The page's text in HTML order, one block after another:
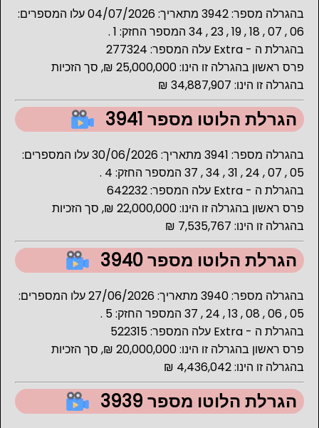
בהגרלה מספר: 3942 מתאריך: 04/07/2026 עלו המספרים:
06 , 07 , 18 , 19 , 23 , 34 המספר החזק: 1 .
בהגרלת ה - Extra עלה המספר: 277324
פרס ראשון בהגרלה זו הינו: 25,000,000 ₪, סך הזכיות
בהגרלה זו הינו: 34,887,907 ₪
הגרלת הלוטו מספר 3941
בהגרלה מספר: 3941 מתאריך: 30/06/2026 עלו המספרים:
05 , 07 , 24 , 31 , 34 , 37 המספר החזק: 4 .
בהגרלת ה - Extra עלה המספר: 642232
פרס ראשון בהגרלה זו הינו: 22,000,000 ₪, סך הזכיות
בהגרלה זו הינו: 7,535,767 ₪
הגרלת הלוטו מספר 3940
בהגרלה מספר: 3940 מתאריך: 27/06/2026 עלו המספרים:
05 , 06 , 08 , 13 , 24 , 37 המספר החזק: 5 .
בהגרלת ה - Extra עלה המספר: 522315
פרס ראשון בהגרלה זו הינו: 20,000,000 ₪, סך הזכיות
בהגרלה זו הינו: 4,436,042 ₪
הגרלת הלוטו מספר 3939